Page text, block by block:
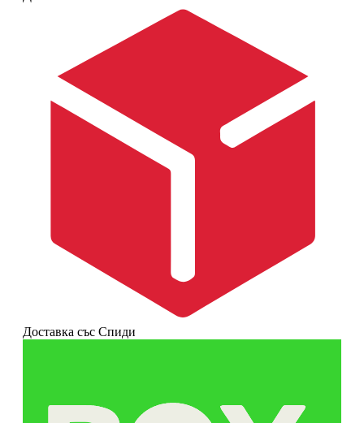
Доставка със Спиди